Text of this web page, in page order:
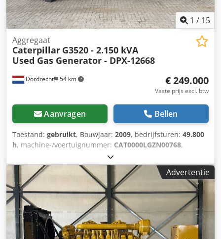
1 / 15
Dordrecht 54 km
Aggregaat
Caterpillar G3520 - 2.150 kVA
Used Gas Generator - DPX-12668
€ 249.000
Vaste prijs excl. btw
Aanvragen Bellen
Toestand: gebruikt, Bouwjaar: 2009, bedrijfsturen: 49.800
h, machine-/voertuignummer: CAT0000LGZN00768,
, motorfabrikant:
Toepassingsgebied: bouwsector Leeggewicht: 17.500 kg
Generatorvermogen: 2.150 kVA Dedozpdn Iopfx Acrekr
Afmetingen laadruimte: 7 x 2 x 27 cm Neem contact op met
Team DPX voor meer informatie. = Extra opties en
accessoires = - Bedieningspaneel
Advertentie